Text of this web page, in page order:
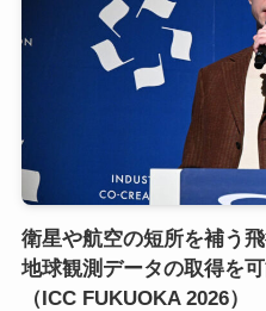
衛星や航空の短所を補う
地球観測データの取得を
（ICC FUKUOKA 2026）